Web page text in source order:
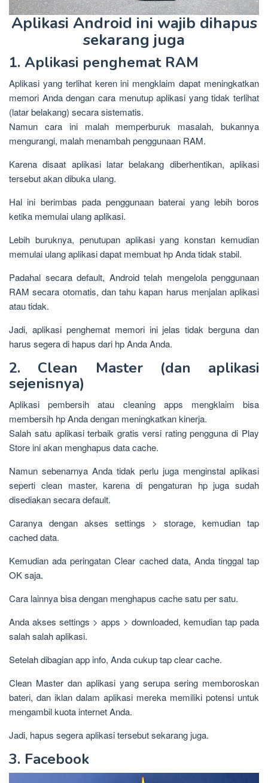
Aplikasi Android ini wajib dihapus
sekarang juga
1. Aplikasi penghemat RAM
Aplikasi yang terlihat keren ini mengklaim dapat meningkatkan
memori Anda dengan cara menutup aplikasi yang tidak terlihat
(latar belakang) secara sistematis.
Namun cara ini malah memperburuk masalah, bukannya
mengurangi, malah menambah penggunaan RAM.
Karena disaat aplikasi latar belakang diberhentikan, aplikasi
tersebut akan dibuka ulang.
Hal ini berimbas pada penggunaan baterai yang lebih boros
ketika memulai ulang aplikasi.
Lebih buruknya, penutupan aplikasi yang konstan kemudian
memulai ulang aplikasi dapat membuat hp Anda tidak stabil.
Padahal secara default, Android telah mengelola penggunaan
RAM secara otomatis, dan tahu kapan harus menjalan aplikasi
atau tidak.
Jadi, aplikasi penghemat memori ini jelas tidak berguna dan
harus segera di hapus dari hp Anda Anda.
2. Clean Master (dan aplikasi
sejenisnya)
Aplikasi pembersih atau cleaning apps mengklaim bisa
membersih hp Anda dengan meningkatkan kinerja.
Salah satu aplikasi terbaik gratis versi rating pengguna di Play
Store ini akan menghapus data cache.
Namun sebenarnya Anda tidak perlu juga menginstal aplikasi
seperti clean master, karena di pengaturan hp juga sudah
disediakan secara default.
Caranya dengan akses settings > storage, kemudian tap
cached data.
Kemudian ada peringatan Clear cached data, Anda tinggal tap
OK saja.
Cara lainnya bisa dengan menghapus cache satu per satu.
Anda akses settings > apps > downloaded, kemudian tap pada
salah salah aplikasi.
Setelah dibagian app info, Anda cukup tap clear cache.
Clean Master dan aplikasi yang serupa sering memboroskan
bateri, dan iklan dalam aplikasi mereka memiliki potensi untuk
mengambil kuota internet Anda.
Jadi, hapus segera aplikasi tersebut sekarang juga.
3. Facebook